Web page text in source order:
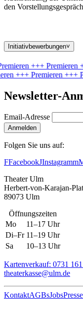
den
Initiativbewerbungen˅
+++ Premieren
+++ Premieren +++
Newsletter-
Email-Adresse
Anmelden
Folgen Sie uns auf:
FFacebookJInstagramm
Theater Ulm
Herbert-von-Karajan-
89073 Ulm
Öffnungszeiten
Mo
11–17 Uhr
Di–Fr 11–19 Uhr
Sa
10–13 Uhr
Kartenverkauf: 0731
theaterkasse@ulm.de
KontaktAGBsJobsPresse